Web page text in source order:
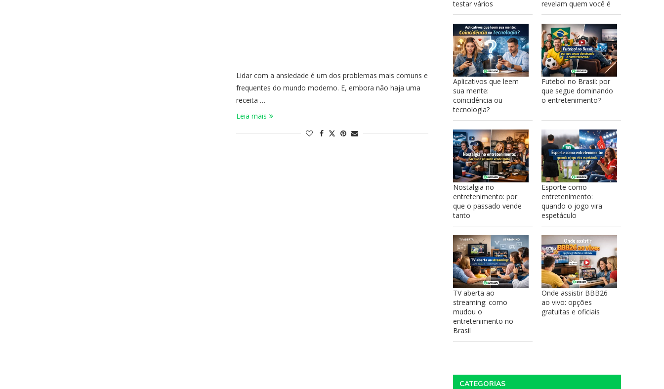
Lidar com a ansiedade é um dos problemas mais comuns e
frequentes do mundo moderno. E, embora não haja uma
receita …
Leia mais
testar vários revelam quem você é
Aplicativos que leem
sua mente:
coincidência ou
tecnologia?
Futebol no Brasil: por
que segue dominando
o entretenimento?
Nostalgia no
entretenimento: por
que o passado vende
tanto
Esporte como
entretenimento:
quando o jogo vira
espetáculo
TV aberta ao
streaming: como
mudou o
entretenimento no
Brasil
Onde assistir BBB26
ao vivo: opções
gratuitas e oficiais
CATEGORIAS